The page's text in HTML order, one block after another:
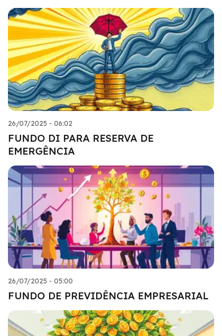
26/07/2025 - 06:02
FUNDO DI PARA RESERVA DE
EMERGÊNCIA
26/07/2025 - 05:00
FUNDO DE PREVIDÊNCIA EMPRESARIAL